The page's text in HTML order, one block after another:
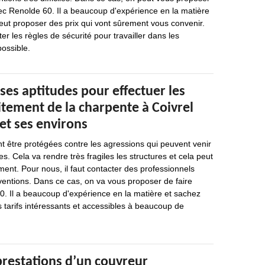
Renolde 60. Il a beaucoup d'expérience en la matière
proposer des prix qui vont sûrement vous convenir.
les règles de sécurité pour travailler dans les
aptitudes pour effectuer les
de la charpente à Coivrel
ses environs
être protégées contre les agressions qui peuvent venir
Cela va rendre très fragiles les structures et cela peut
Pour nous, il faut contacter des professionnels
Dans ce cas, on va vous proposer de faire
Il a beaucoup d'expérience en la matière et sachez
tarifs intéressants et accessibles à beaucoup de
d’un couvreur